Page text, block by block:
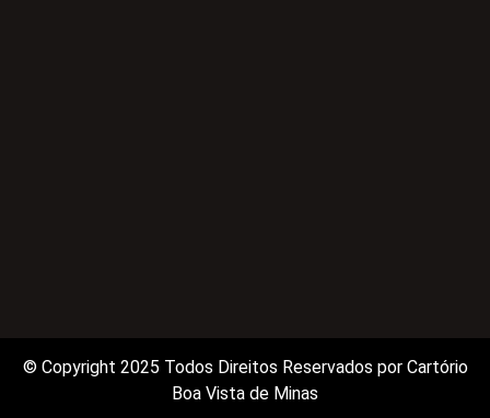
© Copyright 2025 Todos Direitos Reservados por Cartório
Boa Vista de Minas